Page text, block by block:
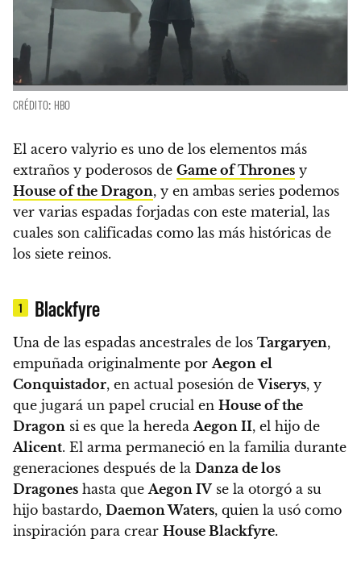
CRÉDITO: HBO
El acero valyrio es uno de los elementos más
extraños y poderosos de Game of Thrones y
House of the Dragon, y en ambas series podemos
ver varias espadas forjadas con este material, las
cuales son calificadas como las más históricas de
los siete reinos.
1 Blackfyre
Una de las espadas ancestrales de los Targaryen,
empuñada originalmente porAegon el
Conquistador, en actual posesión deViserys, y
que jugará un papel crucial en House of the
Dragon si es que la heredaAegon II, el hijo de
Alicent. El arma permaneció en la familia durante
generaciones después de la Danza de los
Dragones hasta queAegon IVse la otorgó a su
hijo bastardo, Daemon Waters, quien la usó como
inspiración para crear House Blackfyre.